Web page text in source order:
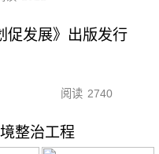
促发展》出版发行
阅读 2740
整治工程